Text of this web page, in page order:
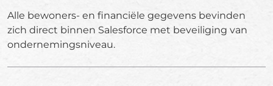
Alle bewoners- en financiële gegevens bevinden
zich direct binnen Salesforce met beveiliging van
ondernemingsniveau.